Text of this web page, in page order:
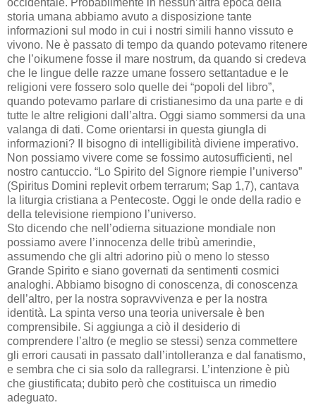
occidentale. Probabilmente in nessun’altra epoca della
storia umana abbiamo avuto a disposizione tante
informazioni sul modo in cui i nostri simili hanno vissuto e
vivono. Ne è passato di tempo da quando potevamo ritenere
che l’oikumene fosse il mare nostrum, da quando si credeva
che le lingue delle razze umane fossero settantadue e le
religioni vere fossero solo quelle dei “popoli del libro”,
quando potevamo parlare di cristianesimo da una parte e di
tutte le altre religioni dall’altra. Oggi siamo sommersi da una
valanga di dati. Come orientarsi in questa giungla di
informazioni? Il bisogno di intelligibilità diviene imperativo.
Non possiamo vivere come se fossimo autosufficienti, nel
nostro cantuccio. “Lo Spirito del Signore riempie l’universo”
(Spiritus Domini replevit orbem terrarum; Sap 1,7), cantava
la liturgia cristiana a Pentecoste. Oggi le onde della radio e
della televisione riempiono l’universo.
Sto dicendo che nell’odierna situazione mondiale non
possiamo avere l’innocenza delle tribù amerindie,
assumendo che gli altri adorino più o meno lo stesso
Grande Spirito e siano governati da sentimenti cosmici
analoghi. Abbiamo bisogno di conoscenza, di conoscenza
dell’altro, per la nostra sopravvivenza e per la nostra
identità. La spinta verso una teoria universale è ben
comprensibile. Si aggiunga a ciò il desiderio di
comprendere l’altro (e meglio se stessi) senza commettere
gli errori causati in passato dall’intolleranza e dal fanatismo,
e sembra che ci sia solo da rallegrarsi. L’intenzione è più
che giustificata; dubito però che costituisca un rimedio
adeguato.